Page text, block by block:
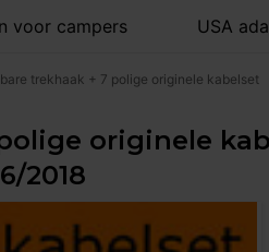
voor campers USA
trekhaak + 7 polige originele kabelset
originele
2018